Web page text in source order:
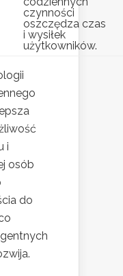
czynności
oszczędza czas
i wysiłek
użytkowników.
i
osób
do